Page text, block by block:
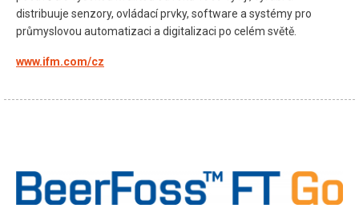
distribuuje senzory, ovládací prvky, software a systémy pro
průmyslovou automatizaci a digitalizaci po celém světě.
www.ifm.com/cz